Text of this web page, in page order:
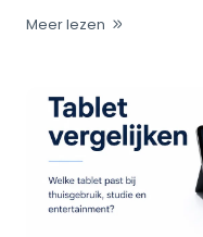
Meer lezen